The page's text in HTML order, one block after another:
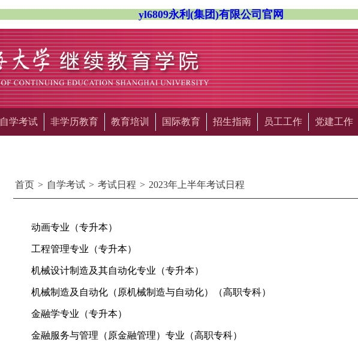
yl6809永利(集团)有限公司官网
自学考试 非学历教育 教育培训 国际教育 招生指南 员工工作 党建工作
首页 > 自学考试 > 考试日程 > 2023年上半年考试日程
动画专业（专升本）
工程管理专业（专升本）
机械设计制造及其自动化专业（专升本）
机械制造及自动化（原机械制造与自动化）（高职专科）
金融学专业（专升本）
金融服务与管理（原金融管理）专业（高职专科）